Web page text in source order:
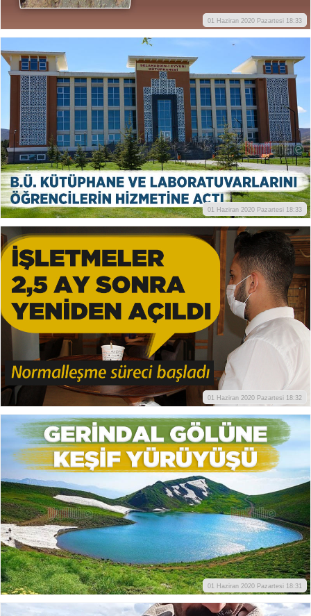
01 Haziran 2020 Pazartesi 18:33
01 Haziran 2020 Pazartesi 18:33
01 Haziran 2020 Pazartesi 18:32
01 Haziran 2020 Pazartesi 18:31